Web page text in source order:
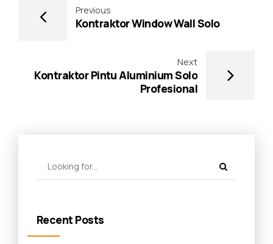
Previous
Kontraktor Window Wall Solo
Next
Kontraktor Pintu Aluminium Solo
Profesional
Recent Posts